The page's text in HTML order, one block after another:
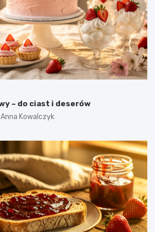
– do ciast i deserów
Anna Kowalczyk